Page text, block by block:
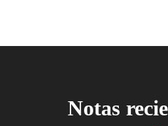
Notas